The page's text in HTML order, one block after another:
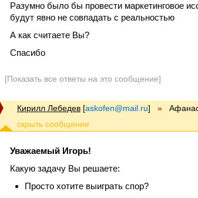
Разумно было бы провести маркетинговое
будут явно не совпадать с реальностью
А как считаете Вы?
Спасибо
[Показать все ответы на это сообщение]
Кирилл Лебедев [askofen@mail.ru] »
Уважаемый Игорь!
Какую задачу Вы решаете:
Просто хотите выиграть спор?